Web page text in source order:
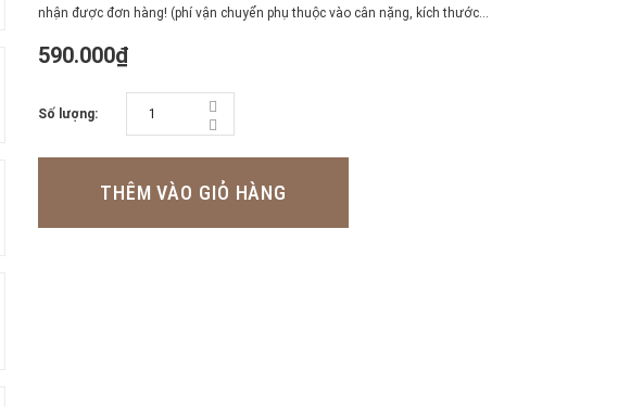
nhận được đơn hàng! (phí vận chuyển phụ thuộc vào cân nặng, kích thước...
590.000₫
Số lượng:
THÊM VÀO GIỎ HÀNG